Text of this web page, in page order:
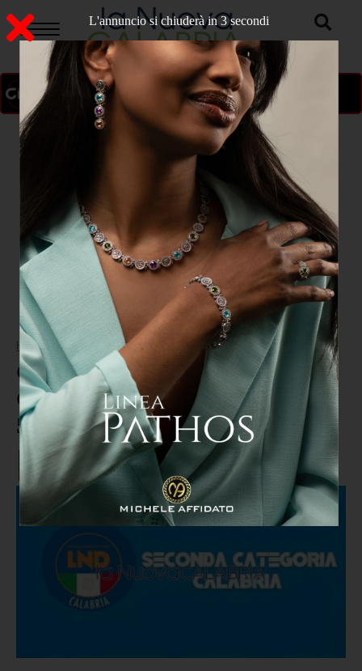
ON AIR
Home > SPORT
Calcio campionato di II categoria
Calabria: classifica marcatori dei
5 gironi
L'annuncio si chiuderà in 1 secondi